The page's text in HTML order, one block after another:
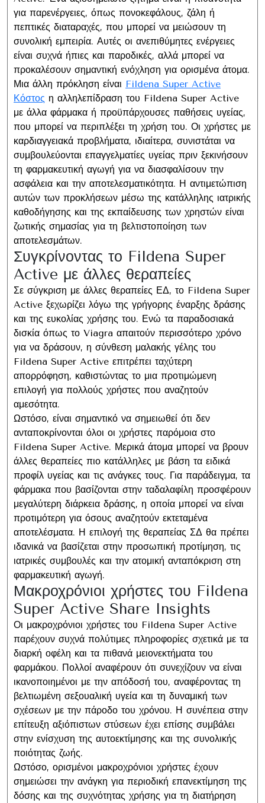
για παρενέργειες, όπως πονοκεφάλους, ζάλη ή
πεπτικές διαταραχές, που μπορεί να μειώσουν τη
συνολική εμπειρία. Αυτές οι ανεπιθύμητες ενέργειες
είναι συχνά ήπιες και παροδικές, αλλά μπορεί να
προκαλέσουν σημαντική ενόχληση για ορισμένα άτομα.
Μια άλλη πρόκληση είναι Fildena Super Active
Κόστος η αλληλεπίδραση του Fildena Super Active
με άλλα φάρμακα ή προϋπάρχουσες παθήσεις υγείας,
που μπορεί να περιπλέξει τη χρήση του. Οι χρήστες με
καρδιαγγειακά προβλήματα, ιδιαίτερα, συνιστάται να
συμβουλεύονται επαγγελματίες υγείας πριν ξεκινήσουν
τη φαρμακευτική αγωγή για να διασφαλίσουν την
ασφάλεια και την αποτελεσματικότητα. Η αντιμετώπιση
αυτών των προκλήσεων μέσω της κατάλληλης ιατρικής
καθοδήγησης και της εκπαίδευσης των χρηστών είναι
ζωτικής σημασίας για τη βελτιστοποίηση των
αποτελεσμάτων.
Συγκρίνοντας το Fildena Super
Active με άλλες θεραπείες
Σε σύγκριση με άλλες θεραπείες ΕΔ, το Fildena Super
Active ξεχωρίζει λόγω της γρήγορης έναρξης δράσης
και της ευκολίας χρήσης του. Ενώ τα παραδοσιακά
δισκία όπως το Viagra απαιτούν περισσότερο χρόνο
για να δράσουν, η σύνθεση μαλακής γέλης του
Fildena Super Active επιτρέπει ταχύτερη
απορρόφηση, καθιστώντας το μια προτιμώμενη
επιλογή για πολλούς χρήστες που αναζητούν
αμεσότητα.
Ωστόσο, είναι σημαντικό να σημειωθεί ότι δεν
ανταποκρίνονται όλοι οι χρήστες παρόμοια στο
Fildena Super Active. Μερικά άτομα μπορεί να βρουν
άλλες θεραπείες πιο κατάλληλες με βάση τα ειδικά
προφίλ υγείας και τις ανάγκες τους. Για παράδειγμα, τα
φάρμακα που βασίζονται στην ταδαλαφίλη προσφέρουν
μεγαλύτερη διάρκεια δράσης, η οποία μπορεί να είναι
προτιμότερη για όσους αναζητούν εκτεταμένα
αποτελέσματα. Η επιλογή της θεραπείας ΣΔ θα πρέπει
ιδανικά να βασίζεται στην προσωπική προτίμηση, τις
ιατρικές συμβουλές και την ατομική ανταπόκριση στη
φαρμακευτική αγωγή.
Μακροχρόνιοι χρήστες του Fildena
Super Active Share Insights
Οι μακροχρόνιοι χρήστες του Fildena Super Active
παρέχουν συχνά πολύτιμες πληροφορίες σχετικά με τα
διαρκή οφέλη και τα πιθανά μειονεκτήματα του
φαρμάκου. Πολλοί αναφέρουν ότι συνεχίζουν να είναι
ικανοποιημένοι με την απόδοσή του, αναφέροντας τη
βελτιωμένη σεξουαλική υγεία και τη δυναμική των
σχέσεων με την πάροδο του χρόνου. Η συνέπεια στην
επίτευξη αξιόπιστων στύσεων έχει επίσης συμβάλει
στην ενίσχυση της αυτοεκτίμησης και της συνολικής
ποιότητας ζωής.
Ωστόσο, ορισμένοι μακροχρόνιοι χρήστες έχουν
σημειώσει την ανάγκη για περιοδική επανεκτίμηση της
δόσης και της συχνότητας χρήσης για τη διατήρηση